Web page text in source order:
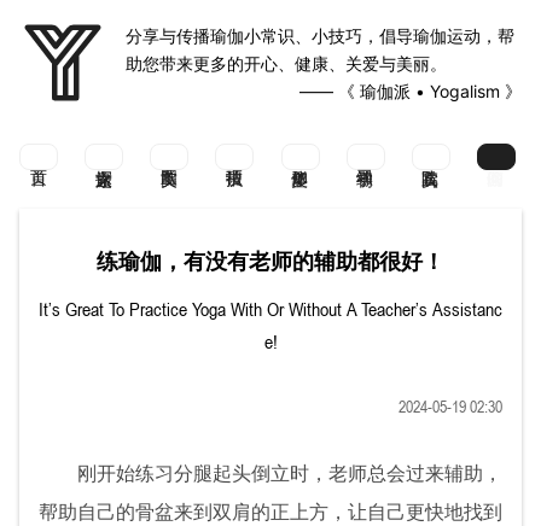
分享与传播瑜伽小常识、小技巧，倡导瑜伽运动，帮
助您带来更多的开心、健康、关爱与美丽。
—— 《 瑜伽派 • Yogalism 》
练瑜伽，有没有老师的辅助都很好！
It’s Great To Practice Yoga With Or Without A Teacher’s Assistanc
e!
2024-05-19 02:30
刚开始练习分腿起头倒立时，老师总会过来辅助，
帮助自己的骨盆来到双肩的正上方，让自己更快地找到